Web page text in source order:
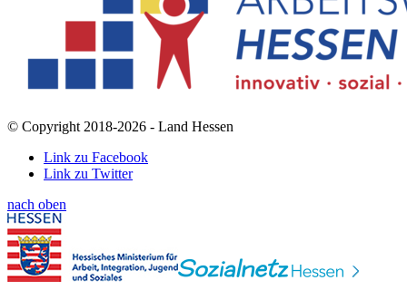
© Copyright 2018-2026 - Land Hessen
Link zu Facebook
Link zu Twitter
nach oben